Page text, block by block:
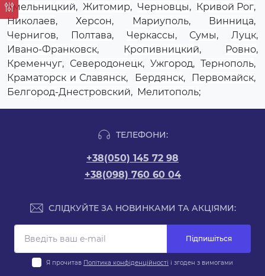
Хмельницкий, Житомир, Черновцы, Кривой Рог,
Николаев,Херсон, Мариуполь, Винница,
Чернигов, Полтава, Черкассы, Сумы, Луцк,
Ивано-Франковск, Кропивницкий, Ровно,
Кременчуг, Северодонецк, Ужгород, Тернополь,
Краматорск и Славянск, Бердянск, Первомайск,
Белгород-Днестровский, Мелитополь;
ТЕЛЕФОНИ:
+38(050) 145 72 98
+38(098) 760 60 04
СЛІДКУЙТЕ ЗА НОВИНКАМИ ТА АКЦІЯМИ:
Підпишіться
Я прочитав Політика конфіденційності і згоден з вимогами